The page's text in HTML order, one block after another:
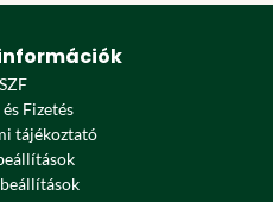
Fizetés
tájékoztató